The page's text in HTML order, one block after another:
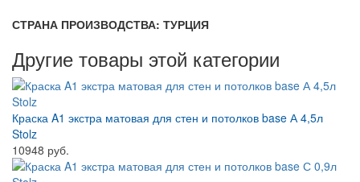
СТРАНА ПРОИЗВОДСТВА: ТУРЦИЯ
Другие товары этой категории
Краска A1 экстра матовая для стен и потолков base А 4,5л
Stolz
10948 руб.